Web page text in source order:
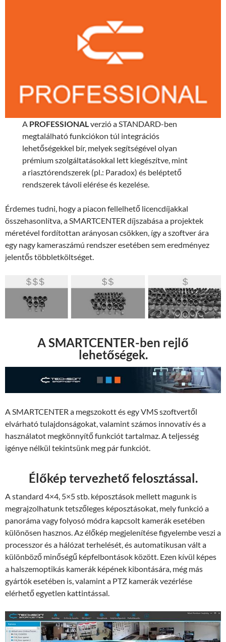
A PROFESSIONAL verzió a STANDARD-ben
megtalálható funkciókon túl integrációs
lehetőségekkel bír, melyek segítségével olyan
prémium szolgáltatásokkal lett kiegészítve, mint
a riasztórendszerek (pl.: Paradox) és beléptető
rendszerek távoli elérése és kezelése.
Érdemes tudni, hogy a piacon fellelhető licencdíjakkal
összehasonlítva, a SMARTCENTER díjszabása a projektek
méretével fordítottan arányosan csökken, így a szoftver ára
egy nagy kameraszámú rendszer esetében sem eredményez
jelentős többletköltséget.
A SMARTCENTER-ben rejlő
lehetőségek.
A SMARTCENTER a megszokott és egy VMS szoftvertől
elvárható tulajdonságokat, valamint számos innovatív és a
használatot megkönnyítő funkciót tartalmaz. A teljesség
igénye nélkül tekintsünk meg pár funkciót.
Élőkép tervezhető felosztással.
A standard 4×4, 5×5 stb. képosztások mellett magunk is
megrajzolhatunk tetszőleges képosztásokat, mely funkció a
panoráma vagy folyosó módra kapcsolt kamerák esetében
különösen hasznos. Az élőkép megjelenítése figyelembe veszi a
processzor és a hálózat terhelését, és automatikusan vált a
különböző minőségű képfelbontások között. Ezen kívül képes
a halszemoptikás kamerák képének kibontására, még más
gyártók esetében is, valamint a PTZ kamerák vezérlése
elérhető egyetlen kattintással.